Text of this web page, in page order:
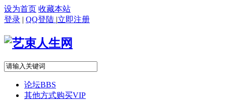
设为首页 收藏本站
登录 | QQ登陆 |立即注册
论坛BBS
其他方式购买VIP